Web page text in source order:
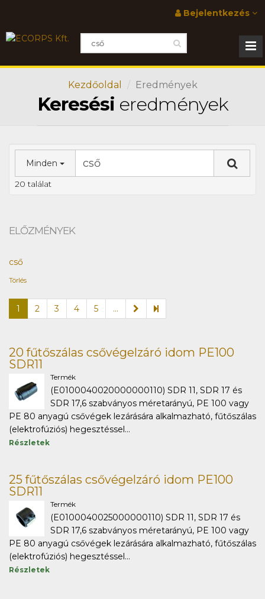
Bejelentkezés
Kezdőoldal Eredmények
Keresési eredmények
Minden
20 találat
ELŐZMÉNYEK
cső
Törlés
1 2 3 4 5 ...
20 fűtőszálas csővégelzáró idom PE100
SDR11
Termék
(E0100040020000000110) SDR 11, SDR 17 és
SDR 17,6 szabványos méretarányú, PE 100 vagy
PE 80 anyagú csővégek lezárására alkalmazható, fűtőszálas
(elektrofúziós) hegesztéssel...
Részletek
25 fűtőszálas csővégelzáró idom PE100
SDR11
Termék
(E0100040025000000110) SDR 11, SDR 17 és
SDR 17,6 szabványos méretarányú, PE 100 vagy
PE 80 anyagú csővégek lezárására alkalmazható, fűtőszálas
(elektrofúziós) hegesztéssel...
Részletek